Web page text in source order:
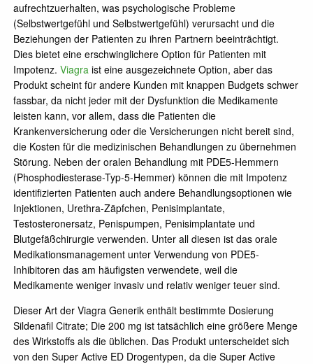
aufrechtzuerhalten, was psychologische Probleme
(Selbstwertgefühl und Selbstwertgefühl) verursacht und die
Beziehungen der Patienten zu ihren Partnern beeinträchtigt.
Dies bietet eine erschwinglichere Option für Patienten mit
Impotenz. Viagra ist eine ausgezeichnete Option, aber das
Produkt scheint für andere Kunden mit knappen Budgets schwer
fassbar, da nicht jeder mit der Dysfunktion die Medikamente
leisten kann, vor allem, dass die Patienten die
Krankenversicherung oder die Versicherungen nicht bereit sind,
die Kosten für die medizinischen Behandlungen zu übernehmen
Störung. Neben der oralen Behandlung mit PDE5-Hemmern
(Phosphodiesterase-Typ-5-Hemmer) können die mit Impotenz
identifizierten Patienten auch andere Behandlungsoptionen wie
Injektionen, Urethra-Zäpfchen, Penisimplantate,
Testosteronersatz, Penispumpen, Penisimplantate und
Blutgefäßchirurgie verwenden. Unter all diesen ist das orale
Medikationsmanagement unter Verwendung von PDE5-
Inhibitoren das am häufigsten verwendete, weil die
Medikamente weniger invasiv und relativ weniger teuer sind.
Dieser Art der Viagra Generik enthält bestimmte Dosierung
Sildenafil Citrate; Die 200 mg ist tatsächlich eine größere Menge
des Wirkstoffs als die üblichen. Das Produkt unterscheidet sich
von den Super Active ED Drogentypen, da die Super Active